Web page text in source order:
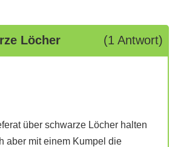
Löcher (1 Antwort)
über schwarze Löcher halten
aber mit einem Kumpel die